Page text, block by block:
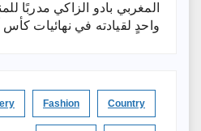
المغربي بادو الزاكي مدربًا
واحدٍ لقيادته ​في نهائيات كأس
Country
Fashion